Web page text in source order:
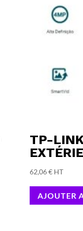
TP-
62,06€ HT
AJOUTER